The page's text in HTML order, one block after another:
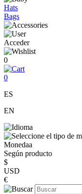
Hats
Bags
Acceder
0
0
ES
EN
Monedaa
Según producto
$
USD
€